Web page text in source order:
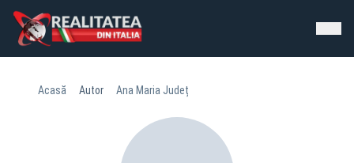
Acasă Autor Ana Maria Județ